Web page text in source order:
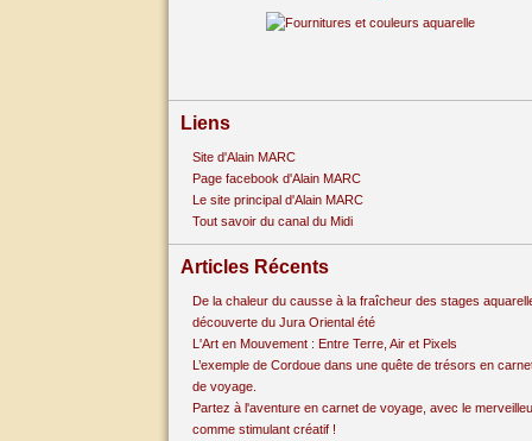
Liens
Site d'Alain MARC
Page facebook d'Alain MARC
Le site principal d'Alain MARC
Tout savoir du canal du Midi
Articles Récents
De la chaleur du causse à la fraîcheur des stages
découverte du Jura Oriental été
L'Art en Mouvement : Entre Terre, Air et Pixels
L’exemple de Cordoue dans une quête de trésors en
de voyage.
Partez à l'aventure en carnet de voyage, avec le
comme stimulant créatif !